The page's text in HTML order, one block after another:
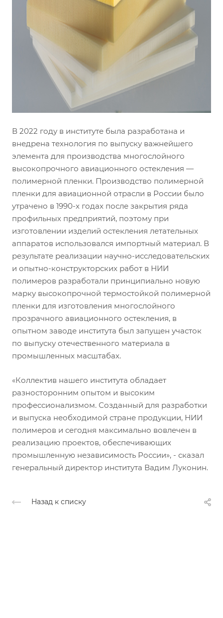
В 2022 году в институте была разработана и
внедрена технология по выпуску важнейшего
элемента для производства многослойного
высокопрочного авиационного остекления —
полимерной пленки. Производство полимерной
пленки для авиационной отрасли в России было
утрачено в 1990-х годах после закрытия ряда
профильных предприятий, поэтому при
изготовлении изделий остекления летательных
аппаратов использовался импортный материал. В
результате реализации научно-исследовательских
и опытно-конструкторских работ в НИИ
полимеров разработали принципиально новую
марку высокопрочной термостойкой полимерной
пленки для изготовления многослойного
прозрачного авиационного остекления, в
опытном заводе института был запущен участок
по выпуску отечественного материала в
промышленных масштабах.
«Коллектив нашего института обладает
разносторонним опытом и высоким
профессионализмом. Созданный для разработки
и выпуска необходимой стране продукции, НИИ
полимеров и сегодня максимально вовлечен в
реализацию проектов, обеспечивающих
промышленную независимость России», - сказал
генеральный директор института Вадим Луконин.
Назад к списку